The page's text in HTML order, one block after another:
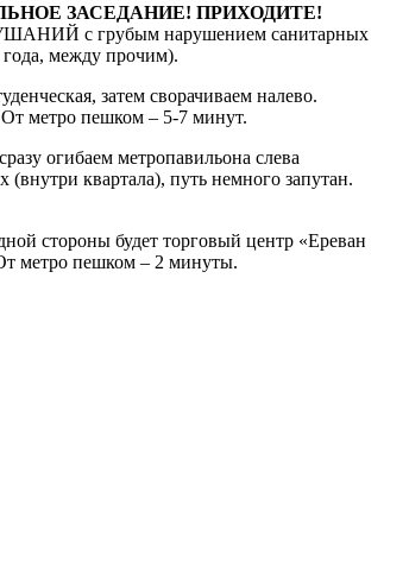
ЗАСЕДАНИЕ! ПРИХОДИТЕ!
с грубым нарушением санитарных
между прочим).
затем сворачиваем налево.
От метро пешком – 5-7 минут.
огибаем метропавильона слева
квартала), путь немного запутан.
стороны будет торговый центр «Ереван
метро пешком – 2 минуты.